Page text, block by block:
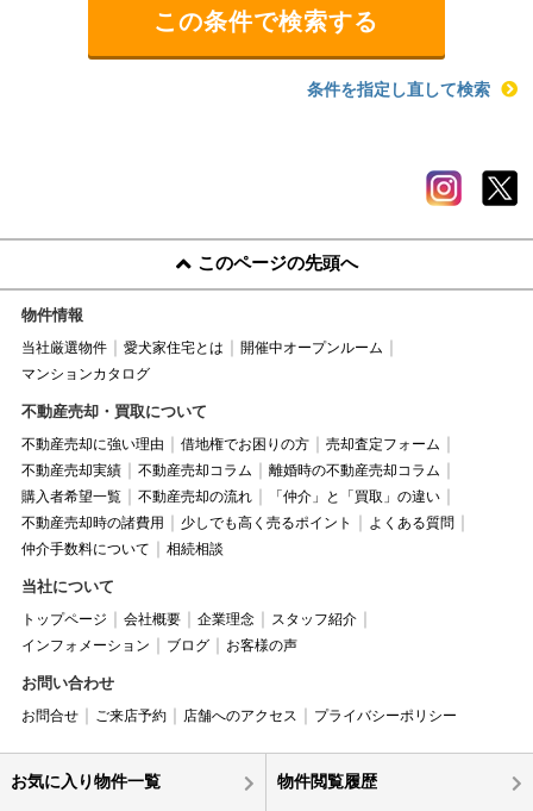
条件を指定し直して検索
このページの先頭へ
物件情報
当社厳選物件 愛犬家住宅とは
開催中オープンルーム
マンションカタログ
不動産売却・買取について
不動産売却に強い理由 借地権でお困りの方
売却査定フォーム
不動産売却実績
不動産売却コラム
離婚時の不動産売却コラム
購入者希望一覧
不動産売却の流れ
「仲介」と「買取」の違い
不動産売却時の諸費用
少しでも高く売るポイント
よくある質問
仲介手数料について
相続相談
当社について
トップページ 会社概要 企業理念
スタッフ紹介
インフォメーション
ブログ お客様の声
お問い合わせ
お問合せ ご来店予約 店舗へのアクセス プライバシーポリシー
お気に入り物件一覧 物件閲覧履歴